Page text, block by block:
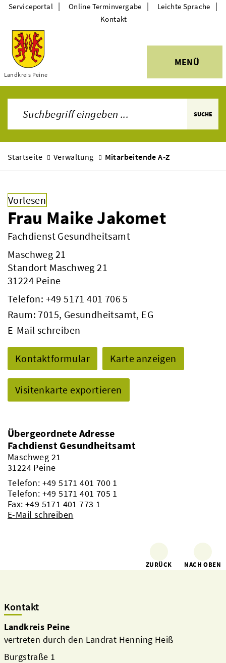
Themen
Landkreis Peine
MENÜ
Serviceportal | Online Terminvergabe | Leichte Sprache |
Kontakt
SUCHE
Startseite Verwaltung Mitarbeitende A-Z
Vorlesen
Frau Maike Jakomet
Fachdienst Gesundheitsamt
Maschweg 21
Standort Maschweg 21
31224 Peine
Telefon: +49 5171 401 706 5
Raum: 7015, Gesundheitsamt, EG
E-Mail schreiben
Kontaktformular Karte anzeigen
Visitenkarte exportieren
Übergeordnete Adresse
Fachdienst Gesundheitsamt
Maschweg 21
31224 Peine
Telefon: +49 5171 401 700 1
Telefon: +49 5171 401 705 1
Fax: +49 5171 401 773 1
E-Mail schreiben
ZURÜCK NACH OBEN
Kontakt
Landkreis Peine
vertreten durch den Landrat Henning Heiß
Burgstraße 1